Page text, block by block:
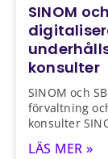
SINOM
konsulter
SINOM och
förvaltning
konsulter
LÄS MER »